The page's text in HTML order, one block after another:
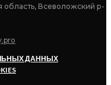
область, Всеволожский р-
ДАННЫХ